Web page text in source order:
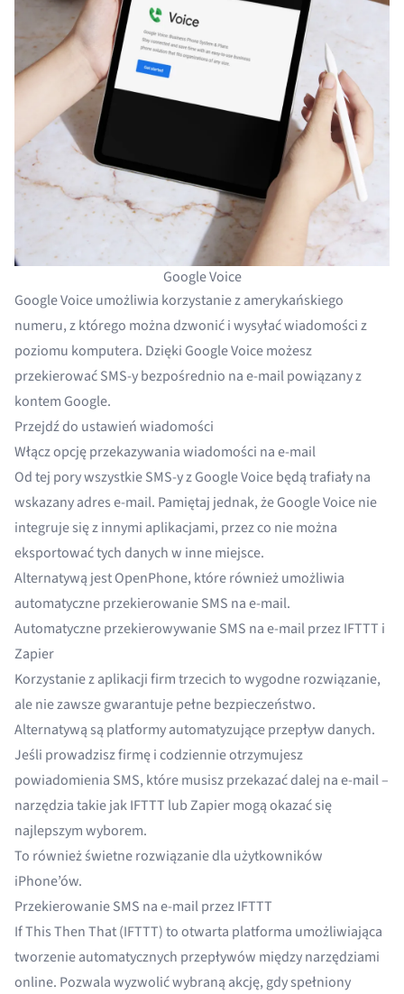
Google Voice
Google Voice umożliwia korzystanie z amerykańskiego
numeru, z którego można dzwonić i wysyłać wiadomości z
poziomu komputera. Dzięki Google Voicemożesz
przekierować SMS-y bezpośrednio na e-mail powiązany z
kontem Google.
Przejdź do ustawień wiadomości
Włącz opcję przekazywania wiadomości na e-mail
Od tej pory wszystkie SMS-y z Google Voice będą trafiały na
wskazany adres e-mail. Pamiętaj jednak, że Google Voice nie
integruje się z innymi aplikacjami, przez co nie można
eksportować tych danych w inne miejsce.
Alternatywą jestOpenPhone, które również umożliwia
automatyczne przekierowanie SMS na e-mail.
Automatyczne przekierowywanie SMS na e-mail przez IFTTT i
Zapier
Korzystanie z aplikacji firm trzecich to wygodne rozwiązanie,
ale nie zawsze gwarantuje pełne bezpieczeństwo.
Alternatywą są platformy automatyzujące przepływ danych.
Jeśli prowadzisz firmę i codziennie otrzymujesz
powiadomienia SMS, które musisz przekazać dalej na e-mail –
narzędzia takie jak IFTTT lub Zapier mogą okazać się
najlepszym wyborem.
To również świetne rozwiązanie dla użytkowników
iPhone’ów.
Przekierowanie SMS na e-mail przez IFTTT
If This Then That (IFTTT)to otwarta platforma umożliwiająca
tworzenie automatycznych przepływów między narzędziami
online. Pozwala wyzwolić wybraną akcję, gdy spełniony